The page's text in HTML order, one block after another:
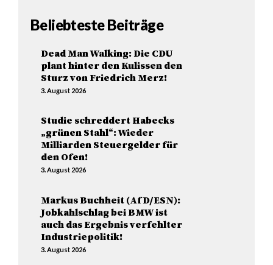
Beliebteste Beiträge
Dead Man Walking: Die CDU
plant hinter den Kulissen den
Sturz von Friedrich Merz!
3. August 2026
Studie schreddert Habecks
„grünen Stahl“: Wieder
Milliarden Steuergelder für
den Ofen!
3. August 2026
Markus Buchheit (AfD/ESN):
Jobkahlschlag bei BMW ist
auch das Ergebnis verfehlter
Industriepolitik!
3. August 2026